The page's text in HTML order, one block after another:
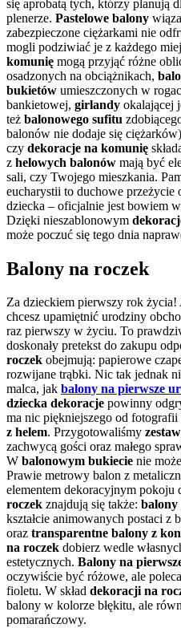
się aprobatą tych, którzy planują
plenerze. Pastelowe balony
zabezpieczone ciężarkami nie
mogli podziwiać je z każdego
komunię mogą przyjąć różne
osadzonych na obciążnikach,
bukietów umieszczonych w
bankietowej, girlandy okalającej
też balonowego sufitu
balonów nie dodaje się
czy dekoracje na komunię
z helowych balonów mają być
sali, czy Twojego mieszkania.
eucharystii to duchowe przeżycie
dziecka – oficjalnie jest bowiem
Dzięki nieszablonowym
może poczuć się tego dnia
Balony na roczek
Za dzieckiem pierwszy rok
chcesz upamiętnić urodziny
raz pierwszy w życiu. To
doskonały pretekst do zakupu
roczek obejmują: papierowe
rozwijane trąbki. Nic tak jednak
malca, jak balony na pierwsze
dziecka dekoracje powinny
ma nic piękniejszego od
z helem. Przygotowaliśmy
zachwycą gości oraz małego
W balonowym bukiecie nie
Prawie metrowy balon z
elementem dekoracyjnym pokoju
roczek znajdują się także: balony
kształcie animowanych postaci z
oraz transparentne balony z
na roczek dobierz wedle
estetycznych. Balony na
oczywiście być różowe, ale
fioletu. W skład dekoracji na
balony w kolorze błękitu, ale
pomarańczowy.